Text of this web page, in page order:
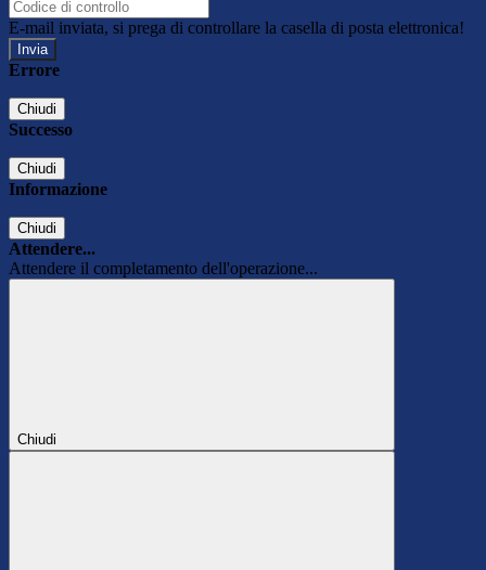
E-mail inviata, si prega di controllare la casella di posta elettronica!
Errore
Chiudi
Successo
Chiudi
Informazione
Chiudi
Attendere...
Attendere il completamento dell'operazione...
Chiudi